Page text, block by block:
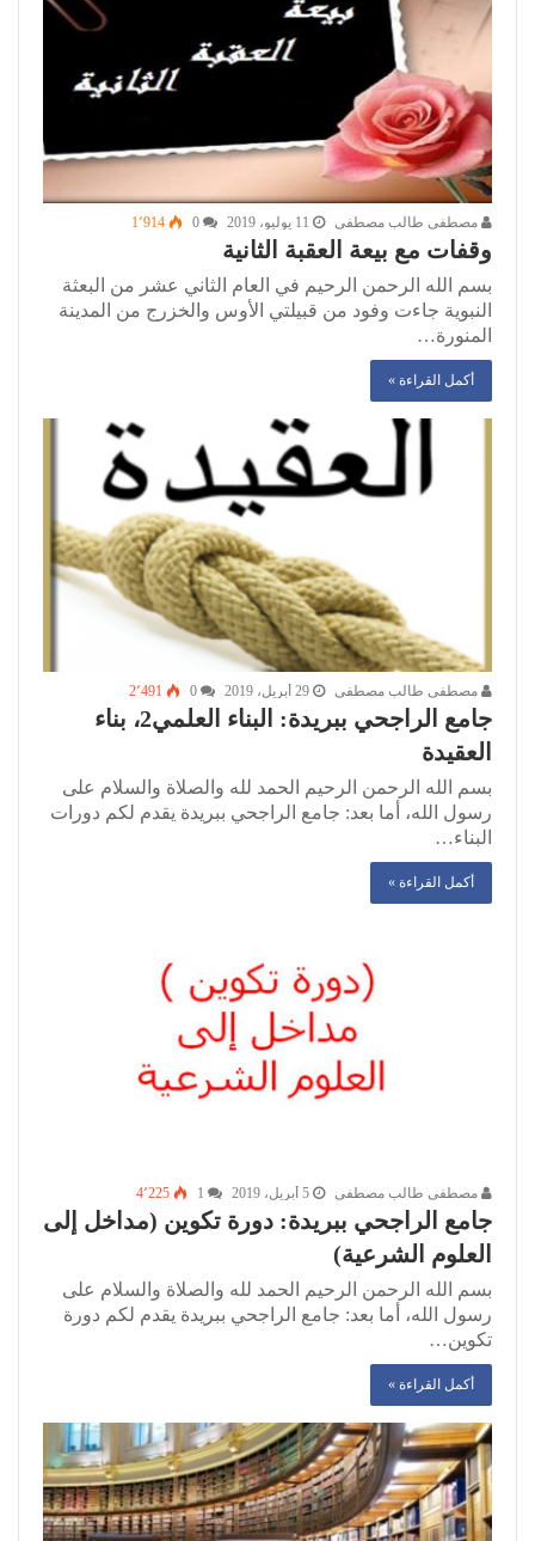
مصطفى طالب مصطفى 11 يوليو، 2019 1٬914
وقفات مع بيعة العقبة الثانية
بسم الله الرحمن الرحيم في العام الثاني عشر من البعثة
النبوية جاءت وفود من قبيلتي الأوس والخزرج من المدينة
المنورة…
أكمل القراءة »
مصطفى طالب مصطفى 29 أبريل، 2019 2٬491
جامع الراجحي ببريدة: البناء العلمي2، بناء
العقيدة
بسم الله الرحمن الرحيم الحمد لله والصلاة والسلام على
رسول الله، أما بعد: جامع الراجحي ببريدة يقدم لكم دورات
البناء…
أكمل القراءة »
مصطفى طالب مصطفى 5 أبريل، 2019 4٬225
جامع الراجحي ببريدة: دورة تكوين (مداخل إلى
العلوم الشرعية)
بسم الله الرحمن الرحيم الحمد لله والصلاة والسلام على
رسول الله، أما بعد: جامع الراجحي ببريدة يقدم لكم دورة
تكوين…
أكمل القراءة »